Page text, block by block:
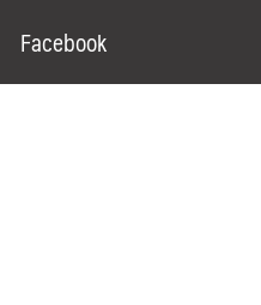
Facebook